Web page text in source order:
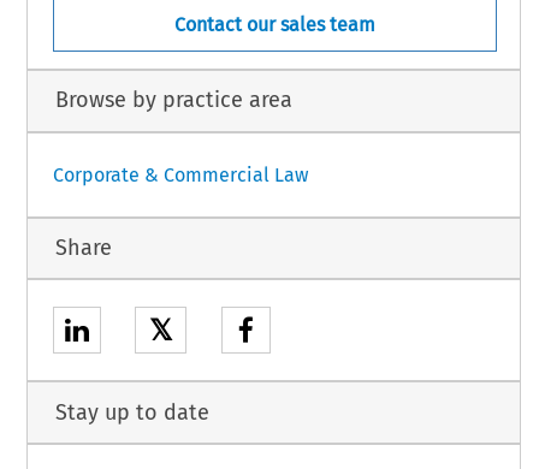
Contact our sales team
Browse by practice area
Corporate & Commercial Law
Share
𝕏
Stay up to date